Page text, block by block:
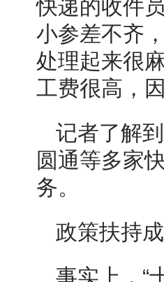
快递的收件
小参差不齐
处理起来很
工费很高，
记者了解
圆通等多家
务。
政策扶持
事实上，“